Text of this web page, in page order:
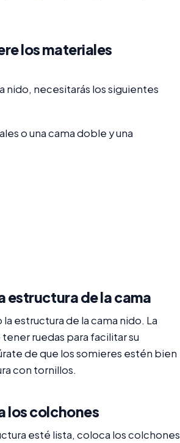
los materiales
nido, necesitarás los siguientes
o una cama doble y una
estructura de la cama
estructura de la cama nido. La
ruedas para facilitar su
de que los somieres estén bien
con tornillos.
los colchones
esté lista, coloca los colchones